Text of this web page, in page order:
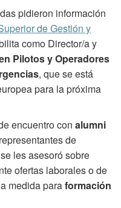
pidieron información
de Gestión y
como Director/a y
Pilotos y Operadores
, que se está
para la próxima
encuentro con alumni
de
les asesoró sobre
ofertas laborales o de
medida paraformación